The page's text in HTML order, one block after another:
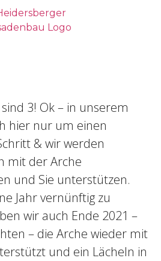
3! Ok – in unserem
hier nur um einen
& wir werden
mit der Arche
und Sie unterstützen.
Jahr vernünftig zu
wir auch Ende 2021 –
– die Arche wieder mit
und ein Lächeln in